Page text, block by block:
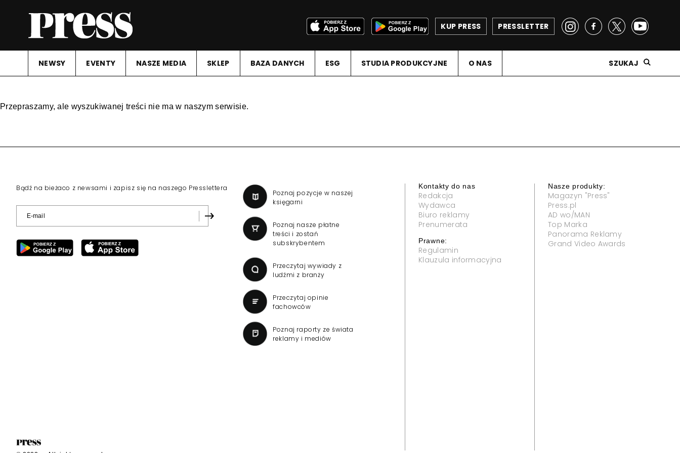
PRESSLETTER
KUP PRESS
NEWSY EVENTY NASZE MEDIA SKLEP BAZA DANYCH ESG STUDIA PRODUKCYJNE O NAS SZUKAJ
Przepraszamy, ale wyszukiwanej treści nie ma w naszym serwisie.
Bądź na bieżaco z newsami i zapisz się na naszego Presslettera
Poznaj pozycje w naszej
księgarni
Poznaj nasze płatne
treści i zostań
subskrybentem
Przeczytaj wywiady z
ludźmi z branży
Przeczytaj opinie
fachowców
Poznaj raporty ze świata
reklamy i mediów
Kontakty do nas
Redakcja
Wydawca
Biuro reklamy
Prenumerata
Prawne:
Regulamin
Klauzula informacyjna
Nasze produkty:
Magazyn "Press"
Press.pl
AD wo/MAN
Top Marka
Panorama Reklamy
Grand Video Awards